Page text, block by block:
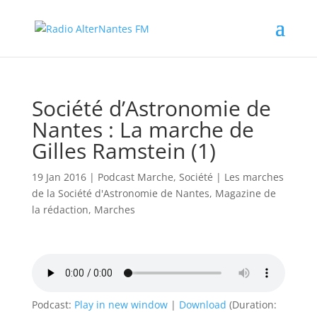
Société d’Astronomie de
Nantes : La marche de
Gilles Ramstein (1)
19 Jan 2016| Podcast Marche, Société | Les marches
de la Société d'Astronomie de Nantes, Magazine de
la rédaction, Marches
Podcast: Play in new window| Download (Duration: